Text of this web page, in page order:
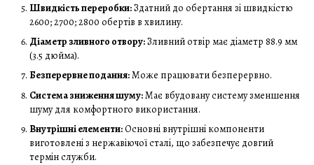
Швидкість переробки:Здатний до обертання зі швидкістю
2600; 2700; 2800 обертів в хвилину.
Діаметр зливного отвору:Зливний отвір має діаметр 88.9 мм
(3.5 дюйма).
Безперервне подання:Може працювати безперервно.
Система зниження шуму:Має вбудовану систему зменшення
шуму для комфортного використання.
Внутрішні елементи:Основні внутрішні компоненти
виготовлені з нержавіючої сталі, що забезпечує довгий
термін служби.